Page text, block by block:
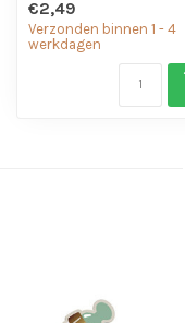
€2,49
Verzonden binnen 1 - 4
werkdagen